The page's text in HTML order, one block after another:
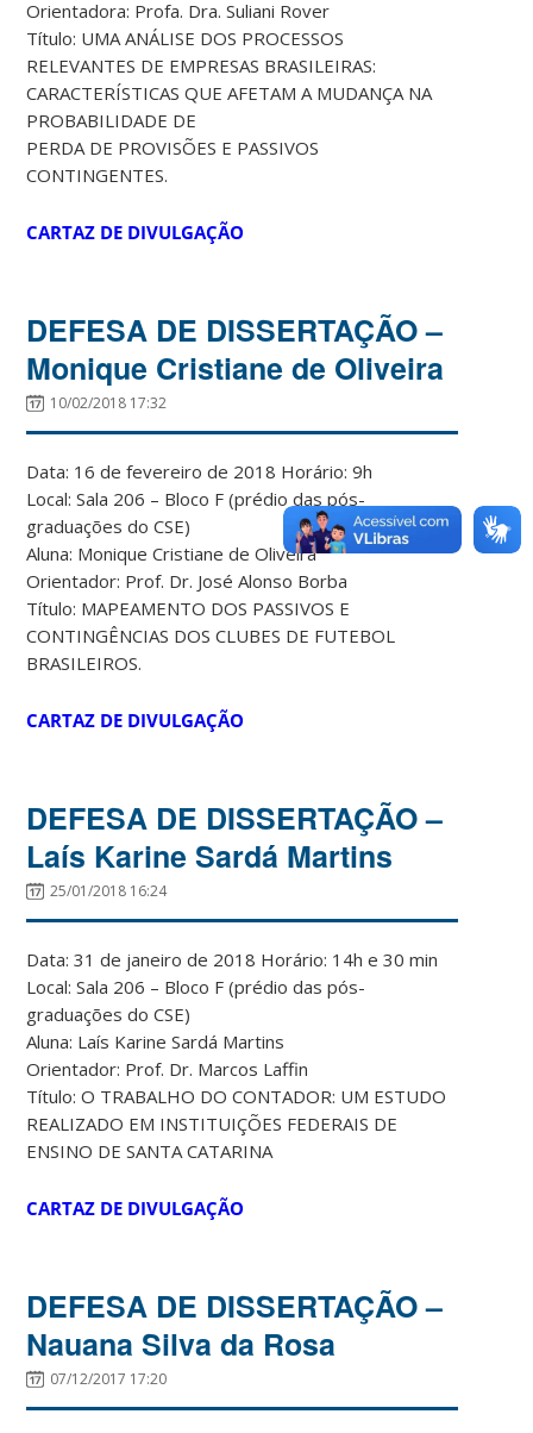
Orientadora: Profa. Dra. Suliani Rover
Título: UMA ANÁLISE DOS PROCESSOS
RELEVANTES DE EMPRESAS BRASILEIRAS:
CARACTERÍSTICAS QUE AFETAM A MUDANÇA NA
PROBABILIDADE DE
PERDA DE PROVISÕES E PASSIVOS
CONTINGENTES.
CARTAZ DE DIVULGAÇÃO
DEFESA DE DISSERTAÇÃO –
Monique Cristiane de Oliveira
10/02/2018 17:32
Data: 16 de fevereiro de 2018 Horário: 9h
Local: Sala 206 – Bloco F (prédio das pós-
graduações do CSE)
Aluna: Monique Cristiane de Oliveira
Orientador: Prof. Dr. José Alonso Borba
Título: MAPEAMENTO DOS PASSIVOS E
CONTINGÊNCIAS DOS CLUBES DE FUTEBOL
BRASILEIROS.
CARTAZ DE DIVULGAÇÃO
DEFESA DE DISSERTAÇÃO –
Laís Karine Sardá Martins
25/01/2018 16:24
Data: 31 de janeiro de 2018 Horário: 14h e 30 min
Local: Sala 206 – Bloco F (prédio das pós-
graduações do CSE)
Aluna: Laís Karine Sardá Martins
Orientador: Prof. Dr. Marcos Laffin
Título: O TRABALHO DO CONTADOR: UM ESTUDO
REALIZADO EM INSTITUIÇÕES FEDERAIS DE
ENSINO DE SANTA CATARINA
CARTAZ DE DIVULGAÇÃO
DEFESA DE DISSERTAÇÃO –
Nauana Silva da Rosa
07/12/2017 17:20